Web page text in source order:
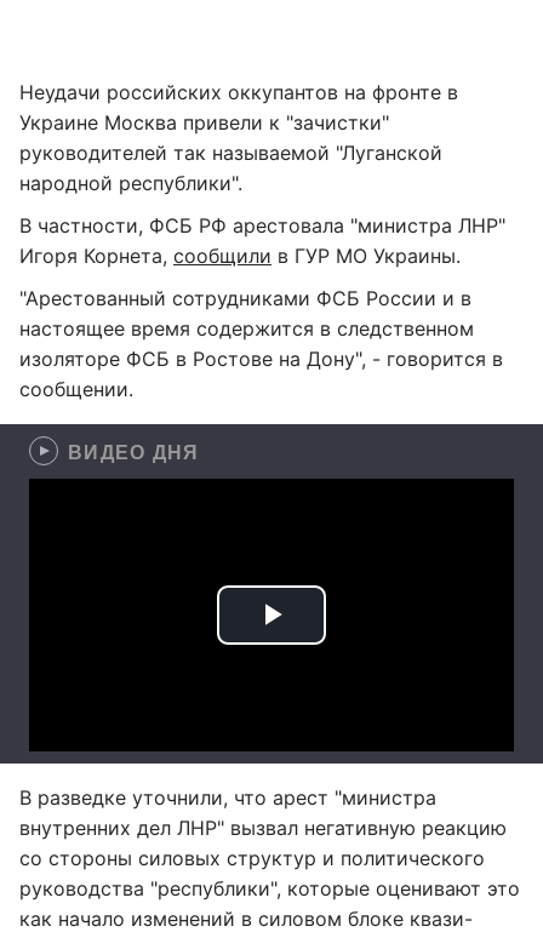
Неудачи российских оккупантов на фронте в
Украине Москва привели к "зачистки"
руководителей так называемой "Луганской
народной республики".
В частности, ФСБ РФ арестовала "министра ЛНР"
Игоря Корнета, сообщили в ГУР МО Украины.
"Арестованный сотрудниками ФСБ России и в
настоящее время содержится в следственном
изоляторе ФСБ в Ростове на Дону", - говорится в
сообщении.
ВИДЕО ДНЯ
В разведке уточнили, что арест "министра
внутренних дел ЛНР" вызвал негативную реакцию
со стороны силовых структур и политического
руководства "республики", которые оценивают это
как начало изменений в силовом блоке квази-